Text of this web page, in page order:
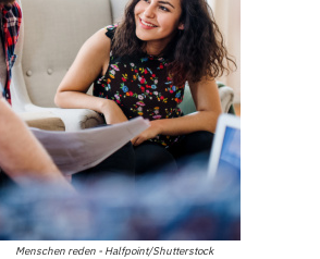
Menschen reden - Halfpoint/Shutterstock